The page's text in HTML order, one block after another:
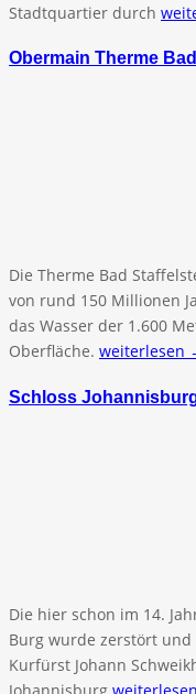
Stadtquartier durch
Obermain Therme
Die Therme Bad
von rund 150 Millionen
das Wasser der 1.600
Oberfläche. weiterlesen
Schloss
Die hier schon im 14.
Burg wurde zerstört
Kurfürst Johann